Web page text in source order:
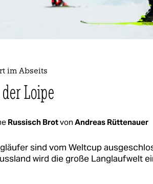
im Abseits
Loipe
Russisch Brotvon Andreas Rüttenauer
sind vom Weltcup
wird die große Langlaufwelt